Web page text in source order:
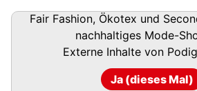
Podigee-
Fair Fashion, Ökotex und
nachhaltiges Mode-
Externe Inhalte von
Ja (dieses Mal)